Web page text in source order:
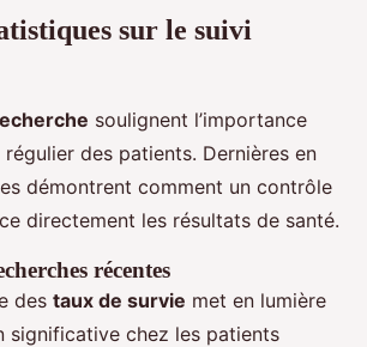
sur le suivi
soulignent l’importance
des patients. Dernières en
démontrent comment un contrôle
directement les résultats de santé.
récentes
des taux de survie met en lumière
significative chez les patients